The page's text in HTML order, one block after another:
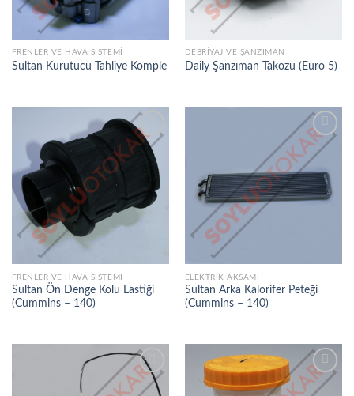
FRENLER VE HAVA SISTEMI
Sultan Kurutucu Tahliye Komple
DEBRIYAJ VE ŞANZIMAN
Daily Şanzıman Takozu (Euro 5)
LISTEME
EKLE
FRENLER VE HAVA SISTEMI
Sultan Ön Denge Kolu Lastiği
(Cummins – 140)
İSTEK
LISTEME
EKLE
ELEKTRIK AKSAMI
Sultan Arka Kalorifer Peteği
(Cummins – 140)